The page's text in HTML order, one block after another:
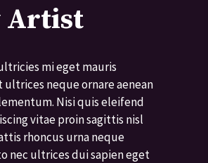
Artist
mi eget mauris
ultrices neque ornare aenean
Nisi quis eleifend
vitae proin sagittis nisl
rhoncus urna neque
nec ultrices dui sapien eget